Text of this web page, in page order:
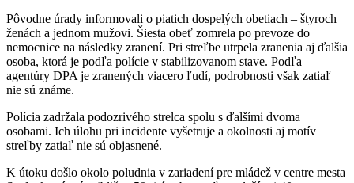
Pôvodne úrady informovali o piatich dospelých obetiach – štyroch
ženách a jednom mužovi. Šiesta obeť zomrela po prevoze do
nemocnice na následky zranení. Pri streľbe utrpela zranenia aj ďalšia
osoba, ktorá je podľa polície v stabilizovanom stave. Podľa
agentúry DPA je zranených viacero ľudí, podrobnosti však zatiaľ
nie sú známe.
Polícia zadržala podozrivého strelca spolu s ďalšími dvoma
osobami. Ich úlohu pri incidente vyšetruje a okolnosti aj motív
streľby zatiaľ nie sú objasnené.
K útoku došlo okolo poludnia v zariadení pre mládež v centre mesta